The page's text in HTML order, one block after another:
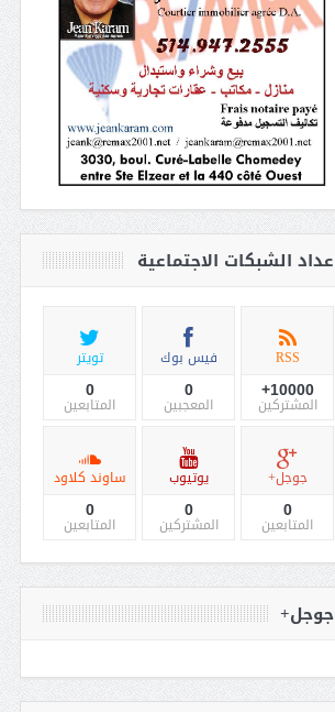
عداد الشبكات الاجتماعية
RSS
10000+
المشتركين
فيس بوك
0
المعجبين
تويتر
0
المتابعين
جوجل+
0
المتابعين
يوتيوب
0
المشتركين
ساوند كلاود
0
المتابعين
جوجل+